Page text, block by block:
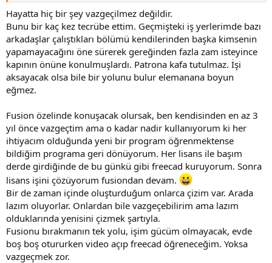
Hayatta hiç bir şey vazgeçilmez değildir.
Bunu bir kaç kez tecrübe ettim. Geçmişteki iş yerlerimde bazı
arkadaşlar çalıştıkları bölümü kendilerinden başka kimsenin
yapamayacağını öne sürerek gereğinden fazla zam isteyince
kapının önüne konulmuşlardı. Patrona kafa tutulmaz. İşi
aksayacak olsa bile bir yolunu bulur elemanana boyun
eğmez.
Fusion özelinde konuşacak olursak, ben kendisinden en az 3
yıl önce vazgeçtim ama o kadar nadir kullanıyorum ki her
ihtiyacım olduğunda yeni bir program öğrenmektense
bildiğim programa geri dönüyorum. Her lisans ile başım
derde girdiğinde de bu günkü gibi freecad kuruyorum. Sonra
lisans işini çözüyorum fusiondan devam.
Bir de zaman içinde oluşturduğum onlarca çizim var. Arada
lazım oluyorlar. Onlardan bile vazgeçebilirim ama lazım
olduklarında yenisini çizmek şartıyla.
Fusionu bırakmanın tek yolu, işim gücüm olmayacak, evde
boş boş otururken video açıp freecad öğreneceğim. Yoksa
vazgeçmek zor.